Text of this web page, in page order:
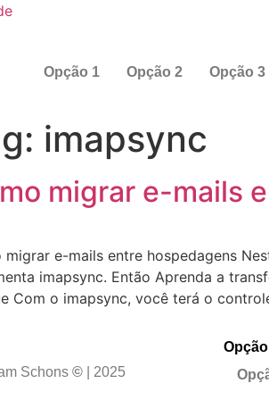
Opção 1 Opção 2 Opção 3
imapsync
migrar e-mails
migrar e-mails entre hospedagens
imapsync. Então Aprenda a
Com o imapsync, você terá o
Schons © | 2025